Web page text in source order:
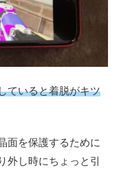
ていると着脱がキツ
面を保護するために
外し時にちょっと引